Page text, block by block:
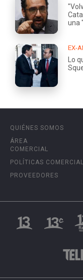
una
EX-
Lo
QUIÉNES SOMOS
ÁREA
COMERCIAL
POLÍTICAS
PROVEEDORES